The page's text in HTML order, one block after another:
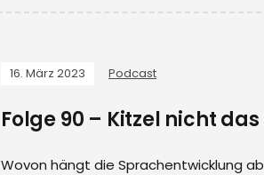
16. März 2023 Podcast
Folge 90 – Kitzel nicht
Wovon hängt die Sprachentwicklung